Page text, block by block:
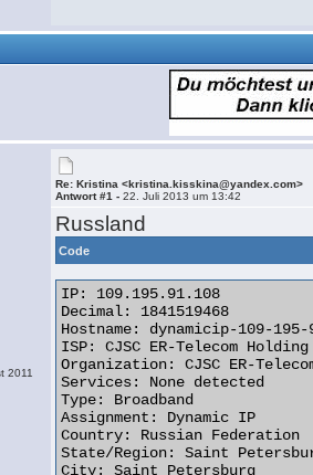
2011
Re: Kristina <kristina.kisskina@yandex.com>
Antwort #1 -22. Juli 2013 um 13:42
Russland
Code
IP: 109.195.91.108
Decimal: 1841519468
Hostname: dynamicip-109-
ISP: CJSC ER-Telecom Holding
Organization: CJSC ER-
Services: None detected
Type: Broadband
Assignment: Dynamic IP
Country: Russian Federation
State/Region: Saint
City: Saint Petersburg